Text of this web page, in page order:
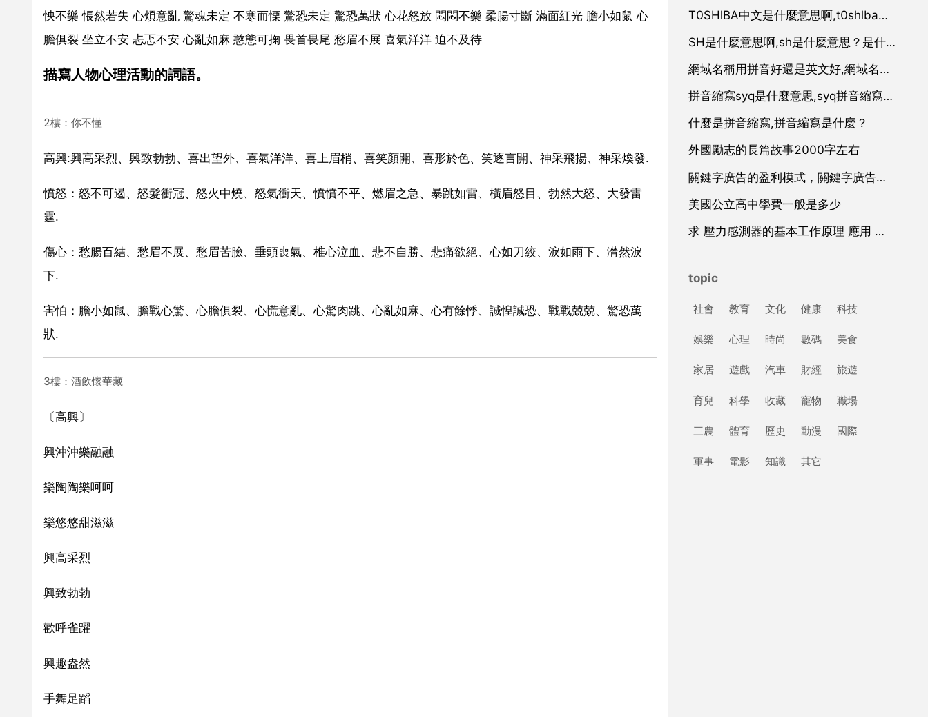
怏不樂 悵然若失 心煩意亂 驚魂未定 不寒而慄 驚恐未定 驚恐萬狀 心花怒放 悶悶不樂 柔腸寸斷 滿面紅光 膽小如鼠 心
膽俱裂 坐立不安 忐忑不安 心亂如麻 憨態可掬 畏首畏尾 愁眉不展 喜氣洋洋 迫不及待
描寫人物心理活動的詞語。
2樓：你不懂
高興:興高采烈、興致勃勃、喜出望外、喜氣洋洋、喜上眉梢、喜笑顏開、喜形於色、笑逐言開、神采飛揚、神采煥發.
憤怒：怒不可遏、怒髮衝冠、怒火中燒、怒氣衝天、憤憤不平、燃眉之急、暴跳如雷、橫眉怒目、勃然大怒、大發雷
霆.
傷心：愁腸百結、愁眉不展、愁眉苦臉、垂頭喪氣、椎心泣血、悲不自勝、悲痛欲絕、心如刀絞、淚如雨下、潸然淚
下.
害怕：膽小如鼠、膽戰心驚、心膽俱裂、心慌意亂、心驚肉跳、心亂如麻、心有餘悸、誠惶誠恐、戰戰兢兢、驚恐萬
狀.
3樓：酒飲懷華藏
〔高興〕
興沖沖樂融融
樂陶陶樂呵呵
樂悠悠甜滋滋
興高采烈
興致勃勃
歡呼雀躍
興趣盎然
手舞足蹈
T0SHlBA中文是什麼意思啊,t0shlba是什麼牌子電腦
SH是什麼意思啊,sh是什麼意思？是什麼尺寸單位？
網域名稱用拼音好還是英文好,網域名稱解析是用英文好還是用拼音好？
拼音縮寫syq是什麼意思,syq拼音縮寫是什麼意思
什麼是拼音縮寫,拼音縮寫是什麼？
外國勵志的長篇故事2000字左右
關鍵字廣告的盈利模式，關鍵字廣告廣告
美國公立高中學費一般是多少
求 壓力感測器的基本工作原理 應用 和設計 方面的資料
topic
社會 教育 文化 健康 科技
娛樂 心理 時尚 數碼 美食
家居 遊戲 汽車 財經 旅遊
育兒 科學 收藏 寵物 職場
三農 體育 歷史 動漫 國際
軍事 電影 知識 其它